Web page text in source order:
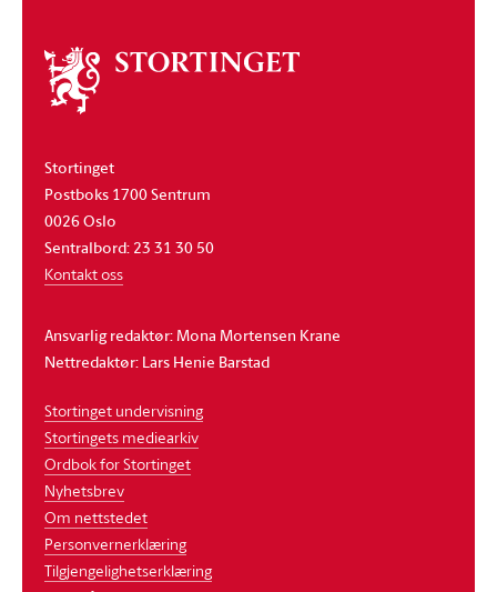
Om
stortinget
Stortinget
Postboks 1700 Sentrum
0026 Oslo
Sentralbord: 23 31 30 50
Kontakt oss
Ansvarlig redaktør: Mona Mortensen Krane
Nettredaktør: Lars Henie Barstad
Stortinget undervisning
Stortingets mediearkiv
Ordbok for Stortinget
Nyhetsbrev
Om nettstedet
Personvernerklæring
Tilgjengelighetserklæring